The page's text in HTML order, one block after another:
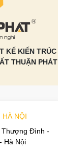
KẾ KIẾN TRÚC
THUẬN PHÁT
HÀ NỘI
Thượng Đình -
Hà Nội